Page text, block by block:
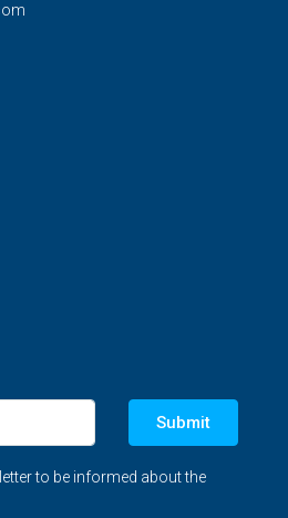
Submit
to be informed about the